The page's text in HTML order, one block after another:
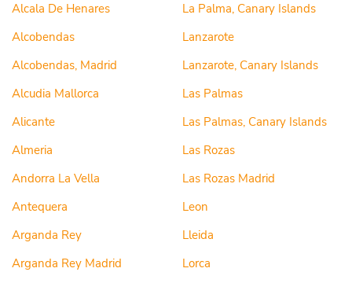
Alcala De Henares
Alcobendas
Alcobendas, Madrid
Alcudia Mallorca
Alicante
Almeria
Andorra La Vella
Antequera
Arganda Rey
Arganda Rey Madrid
La Palma, Canary Islands
Lanzarote
Lanzarote, Canary Islands
Las Palmas
Las Palmas, Canary Islands
Las Rozas
Las Rozas Madrid
Leon
Lleida
Lorca